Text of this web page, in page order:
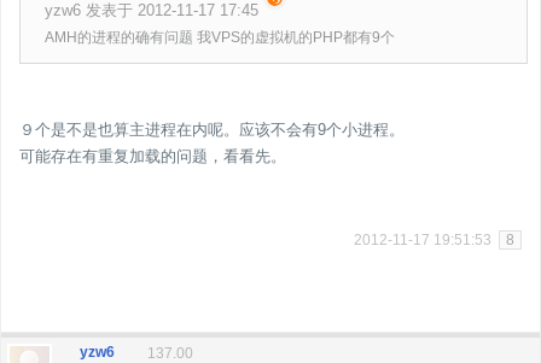
yzw6 发表于 2012-11-17 17:45
AMH的进程的确有问题 我VPS的虚拟机的PHP都有9个
９个是不是也算主进程在内呢。应该不会有9个小进程。
可能存在有重复加载的问题，看看先。
2012-11-17 19:51:53 8
yzw6
137.00